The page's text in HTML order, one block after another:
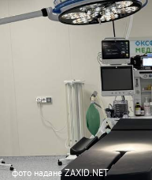
фото надане ZAXID.NET